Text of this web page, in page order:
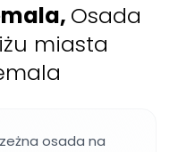
, Osada
miasta
osada na